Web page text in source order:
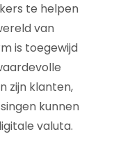
te helpen
van
is toegewijd
zijn klanten,
kunnen
valuta.